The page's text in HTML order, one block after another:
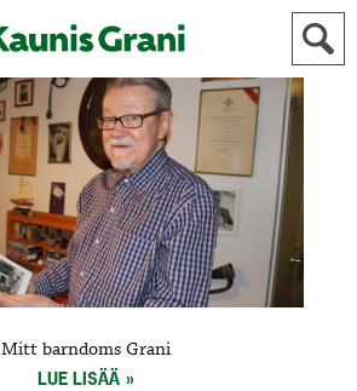
STADEN
AKTUELLT
IDROTT
KULTUR
HISTORIA
ALLMÄN
FÖR
ANNONSÖRER
Mitt barndoms Grani
LUE LISÄÄ